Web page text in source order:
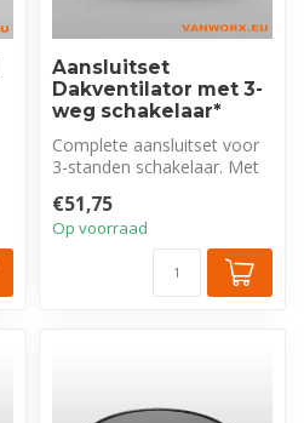
Aansluitset
Dakventilator met 3-
weg schakelaar*
Complete aansluitset voor
3-standen schakelaar. Met
...
€51,75
Op voorraad